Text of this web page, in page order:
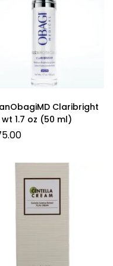
Claribright
wt 1.7 oz (50 ml)